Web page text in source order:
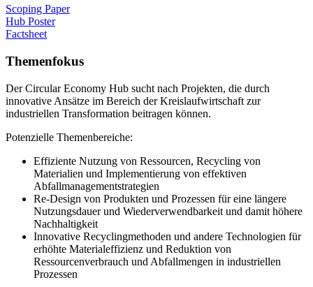
Scoping Paper
Hub Poster
Factsheet
Themenfokus
Der Circular Economy Hub sucht nach Projekten, die durch
innovative Ansätze im Bereich der Kreislaufwirtschaft zur
industriellen Transformation beitragen können.
Potenzielle Themenbereiche:
Effiziente Nutzung von Ressourcen, Recycling von
Materialien und Implementierung von effektiven
Abfallmanagementstrategien
Re-Design von Produkten und Prozessen für eine längere
Nutzungsdauer und Wiederverwendbarkeit und damit höhere
Nachhaltigkeit
Innovative Recyclingmethoden und andere Technologien für
erhöhte Materialeffizienz und Reduktion von
Ressourcenverbrauch und Abfallmengen in industriellen
Prozessen